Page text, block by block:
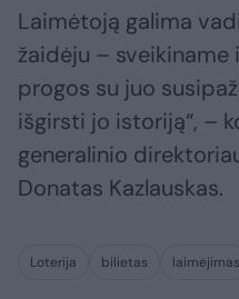
Laimėtoją galima
žaidėju – sveikiname
progos su juo
išgirsti jo istoriją“, –
generalinio
Donatas Kazlauskas.
Loterija bilietas laimėjimas